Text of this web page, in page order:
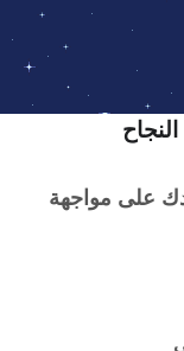
على مواجهة